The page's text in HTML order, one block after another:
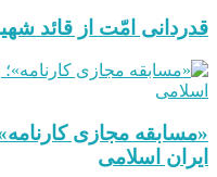
قدردانی امّت از قائد
«مسابقه مجازی
ایران اسلامی